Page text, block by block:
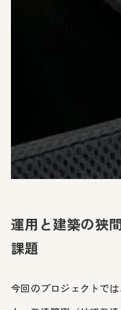
運用と建築の狭
課題
今回のプロジェクトで